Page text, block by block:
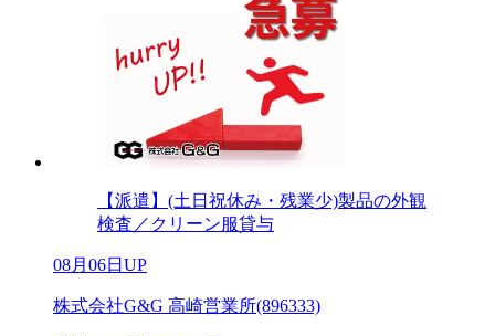
【派遣】(土日祝休み・残業少)製品の外観
検査／クリーン服貸与
08月06日UP
株式会社G&G 高崎営業所(896333)